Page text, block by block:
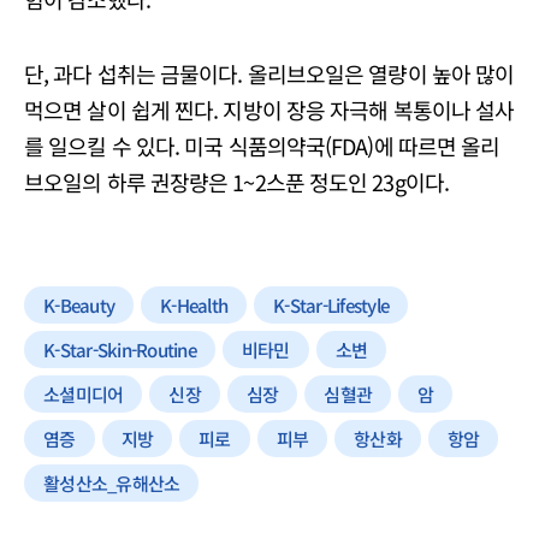
단, 과다 섭취는 금물이다. 올리브오일은 열량이 높아 많이
먹으면 살이 쉽게 찐다. 지방이 장응 자극해 복통이나 설사
를 일으킬 수 있다. 미국 식품의약국(FDA)에 따르면 올리
브오일의 하루 권장량은 1~2스푼 정도인 23g이다.
K-Beauty K-Health
K-Star-Lifestyle
K-Star-Skin-Routine
비타민
소변
소셜미디어
신장 심장 심혈관
암
염증
지방 피로 피부 항산화
항암
활성산소_유해산소